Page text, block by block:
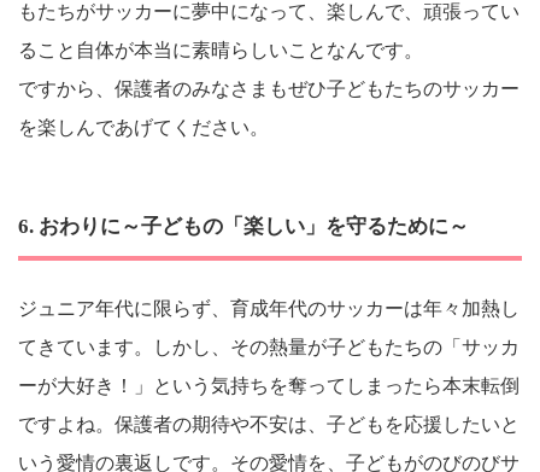
もたちがサッカーに夢中になって、楽しんで、頑張ってい
ること自体が本当に素晴らしいことなんです。
ですから、保護者のみなさまもぜひ子どもたちのサッカー
を楽しんであげてください。
6. おわりに～子どもの「楽しい」を守るために～
ジュニア年代に限らず、育成年代のサッカーは年々加熱し
てきています。しかし、その熱量が子どもたちの「サッカ
ーが大好き！」という気持ちを奪ってしまったら本末転倒
ですよね。保護者の期待や不安は、子どもを応援したいと
いう愛情の裏返しです。その愛情を、子どもがのびのびサ